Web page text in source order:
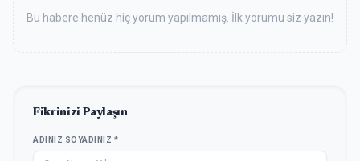
Bu habere henüz hiç yorum yapılmamış. İlk yorumu siz yazın!
Fikrinizi Paylaşın
ADINIZ SOYADINIZ *